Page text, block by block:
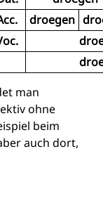
droegen
man
ohne
beim
auch dort,